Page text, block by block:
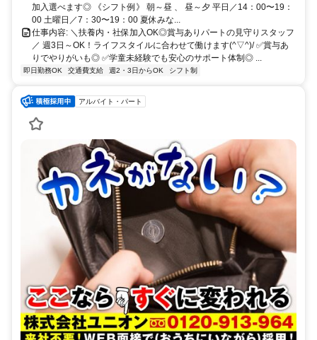
加入選べます◎ 《シフト例》 朝～昼 、 昼～夕 平日／14：00〜19：
00 土曜日／7：30〜19：00 夏休みな...
仕事内容: ＼扶養内・社保加入OK◎賞与ありパートの見守りスタッフ
／ 週3日～OK！ライフスタイルに合わせて働けます(^▽^)/ ✅賞与あ
りでやりがいも◎ ✅学童未経験でも安心のサポート体制◎ ...
即日勤務OK 交通費支給 週2・3日からOK シフト制
アルバイト・パート